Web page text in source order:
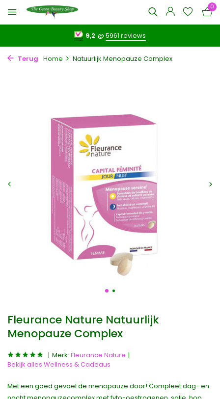
0
9,2 @5961 reviews
Terug Home Natuurlijk Menopauze Complex
Fleurance Nature Natuurlijk
Menopauze Complex
Merk: Fleurance Nature
Bekijk alles Wellness & Cadeaus
Met een goed gevoel de menopauze door! Compleet dag- en